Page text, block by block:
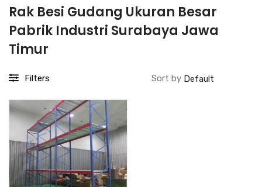
Rak Besi Gudang Ukuran Besar
Pabrik Industri Surabaya Jawa
Timur
Filters Sort by